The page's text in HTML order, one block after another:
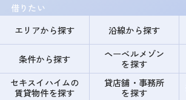
借りたい
エリアから探す
沿線から探す
条件から探す
ヘーベルメゾン
を探す
セキスイハイムの
賃貸物件を探す
貸店舗・事務所
を探す